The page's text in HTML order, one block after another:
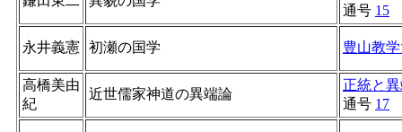
通号 15
永井義憲 初瀬の国学 豊山教
高橋美由
紀
近世儒家神道の異端論
正統と
通号 17